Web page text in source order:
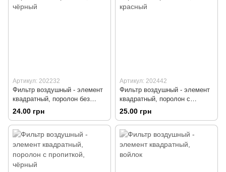
Артикул: 202232
Фильтр воздушный - элемент
квадратный, поролон без
пропитки, чёрный
24.00 грн
Артикул: 202442
Фильтр воздушный - элемент
квадратный, поролон с
пропиткой, красный
25.00 грн